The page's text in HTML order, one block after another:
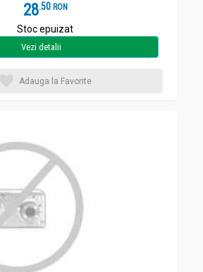
28.5 RON
Stoc epuizat
Vezi detalii
Adauga la Favorite